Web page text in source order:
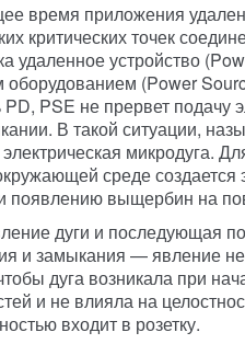
время приложения
критических точек
удаленное устройство
(Power
PD, PSE не прервет
В такой ситуации,
электрическая микродуга.
среде создается
появлению выщербин на
дуги и последующая
и замыкания — явление
дуга возникала при
и не влияла на
входит в розетку.